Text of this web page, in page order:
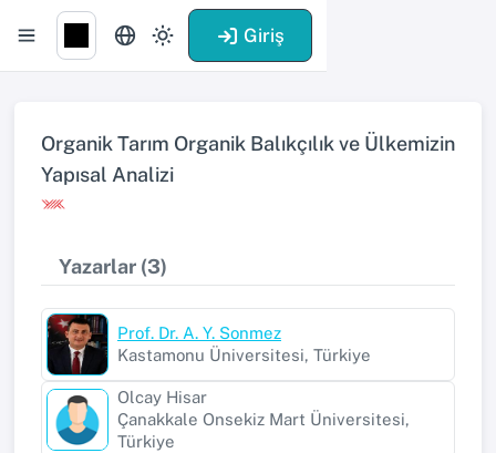
Giriş
Organik Tarım Organik Balıkçılık ve Ülkemizin
Yapısal Analizi
Yazarlar (3)
Prof. Dr. A. Y. Sonmez
Kastamonu Üniversitesi, Türkiye
Olcay Hisar
Çanakkale Onsekiz Mart Üniversitesi,
Türkiye